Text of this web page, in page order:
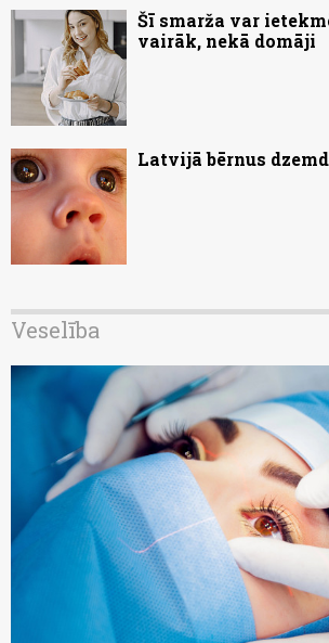
Šī smarža var
vairāk, nekā domāji
Latvijā bērnus
Veselība